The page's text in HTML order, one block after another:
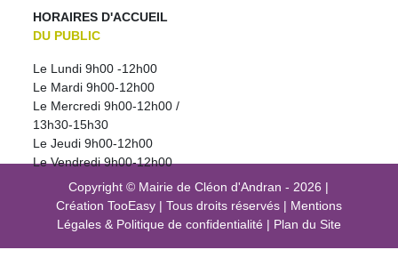
HORAIRES D'ACCUEIL
DU PUBLIC
Le Lundi 9h00 -12h00
Le Mardi 9h00-12h00
Le Mercredi 9h00-12h00 /
13h30-15h30
Le Jeudi 9h00-12h00
Le Vendredi 9h00-12h00
Copyright © Mairie de Cléon d'Andran - 2026 |
Création TooEasy | Tous droits réservés | Mentions
Légales & Politique de confidentialité | Plan du Site